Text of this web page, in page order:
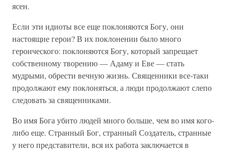
ясен.
Если эти идиоты все еще поклоняются Богу, они
настоящие герои? В их поклонении было много
героического: поклоняются Богу, который запрещает
собственному творению — Адаму и Еве — стать
мудрыми, обрести вечную жизнь. Священники все-таки
продолжают ему поклоняться, а люди продолжают слепо
следовать за священниками.
Во имя Бога убито людей много больше, чем во имя кого-
либо еще. Странный Бог, странный Создатель, странные
у него представители, вся их работа заключается в